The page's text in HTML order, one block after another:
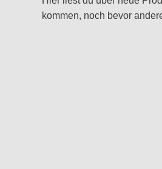
kommen, noch bevor